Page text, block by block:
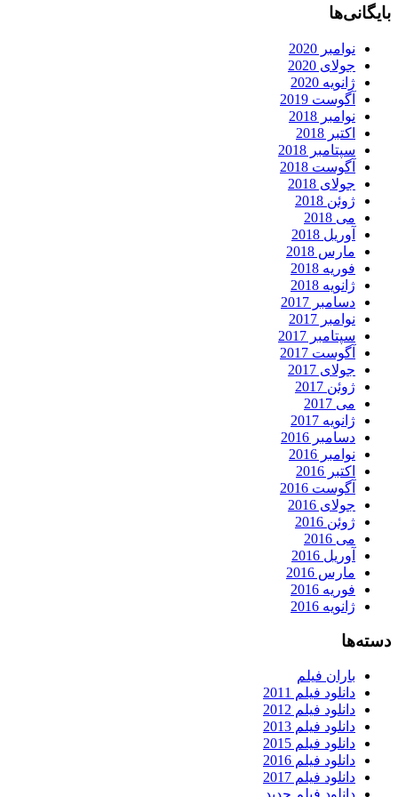
بایگانی‌ها
نوامبر 2020
جولای 2020
ژانویه 2020
آگوست 2019
نوامبر 2018
اکتبر 2018
سپتامبر 2018
آگوست 2018
جولای 2018
ژوئن 2018
می 2018
آوریل 2018
مارس 2018
فوریه 2018
ژانویه 2018
دسامبر 2017
نوامبر 2017
سپتامبر 2017
آگوست 2017
جولای 2017
ژوئن 2017
می 2017
ژانویه 2017
دسامبر 2016
نوامبر 2016
اکتبر 2016
آگوست 2016
جولای 2016
ژوئن 2016
می 2016
آوریل 2016
مارس 2016
فوریه 2016
ژانویه 2016
دسته‌ها
باران فیلم
دانلود فیلم 2011
دانلود فیلم 2012
دانلود فیلم 2013
دانلود فیلم 2015
دانلود فیلم 2016
دانلود فیلم 2017